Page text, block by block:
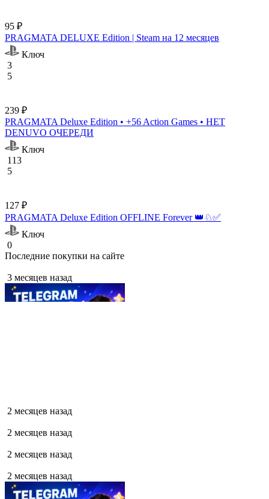
95 ₽
PRAGMATA DELUXE Edition | Steam на 12 месяцев
Ключ
3
5
239 ₽
PRAGMATA Deluxe Edition • +56 Action Games • НЕТ
DENUVO ОЧЕРЕДИ
Ключ
113
5
127 ₽
PRAGMATA Deluxe Edition OFFLINE Forever 👑♘✅
Ключ
0
Последние покупки на сайте
3 месяцев назад
2 месяцев назад
2 месяцев назад
2 месяцев назад
2 месяцев назад